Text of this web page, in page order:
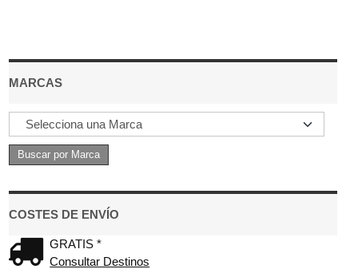
MARCAS
COSTES DE ENVÍO
GRATIS *
Consultar Destinos